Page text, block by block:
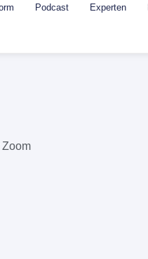
Podcast Experten
Zoom